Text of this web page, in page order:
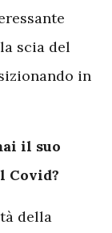
scia del
in
il suo
Covid?
della